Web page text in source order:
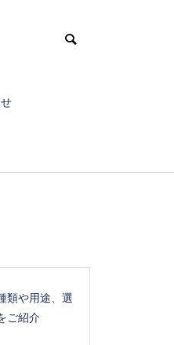
類や用途、選
ご紹介